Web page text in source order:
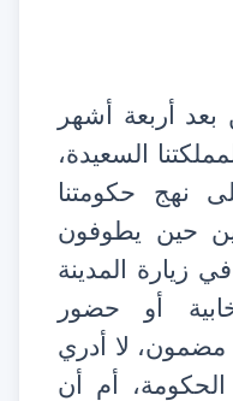
بعد أربعة أشهر
السعيدة،
نهج حكومتنا
حين يطوفون
زيارة المدينة
أو حضور
لا أدري
أم أن